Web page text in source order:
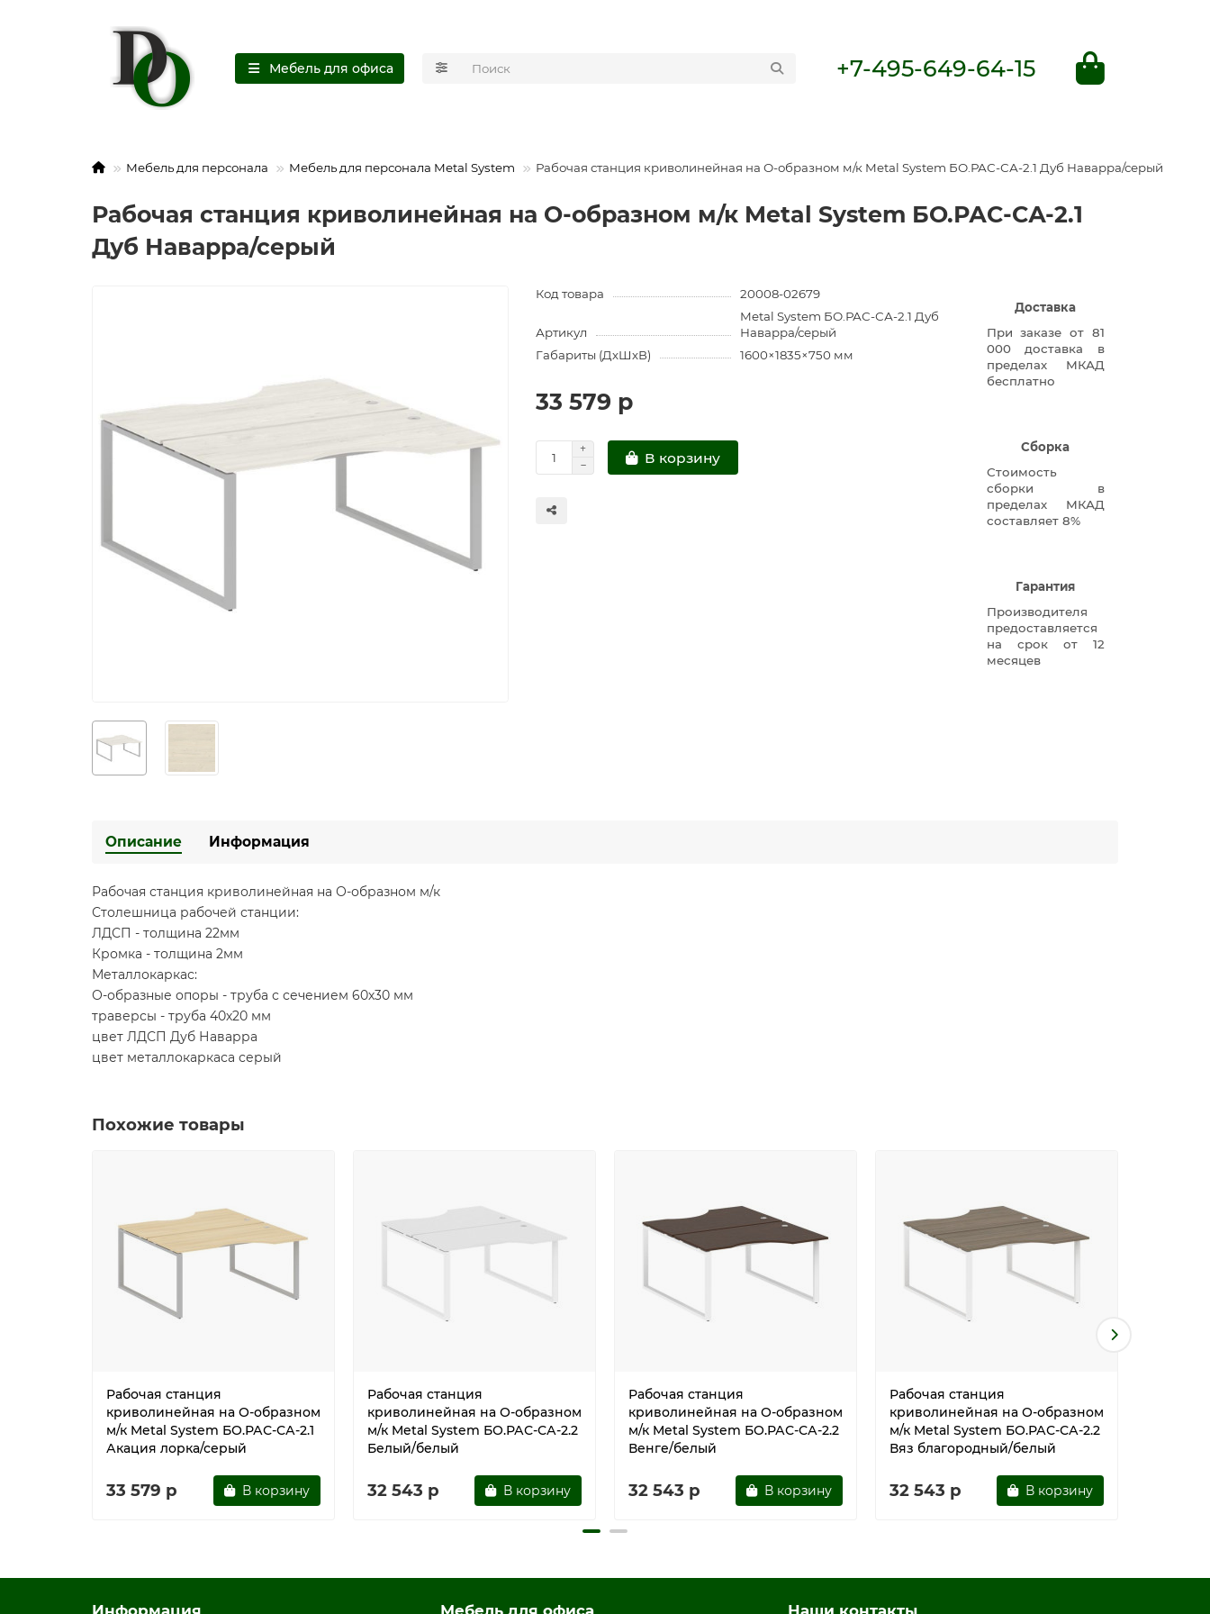
Мебель для офиса +7-495-649-64-15
Мебель для персонала Мебель для персонала Metal System Рабочая станция криволинейная на О-образном м/к Metal System БО.РАС-СА-2.1 Дуб Наварра/серый
Рабочая станция криволинейная на О-образном м/к Metal System БО.РАС-СА-2.1
Дуб Наварра/серый
Код товара 20008-02679
Артикул
Metal System БО.РАС-СА-2.1 Дуб
Наварра/серый
Габариты (ДхШхВ)
1600×1835×750 мм
33 579 р
В корзину
Доставка
При заказе от 81
000 доставка в
пределах МКАД
бесплатно
Сборка
Стоимость
сборки в
пределах МКАД
составляет 8%
Гарантия
Производителя
предоставляется
на срок от 12
месяцев
Описание Информация
Рабочая станция криволинейная на О-образном м/к
Столешница рабочей станции:
ЛДСП - толщина 22мм
Кромка - толщина 2мм
Металлокаркас:
О-образные опоры - труба с сечением 60х30 мм
траверсы - труба 40х20 мм
цвет ЛДСП Дуб Наварра
цвет металлокаркаса серый
Похожие товары
Рабочая станция
криволинейная на О-образном
м/к Metal System БО.РАС-СА-2.1
Акация лорка/серый
33 579 р В корзину
Рабочая станция
криволинейная на О-образном
м/к Metal System БО.РАС-СА-2.2
Белый/белый
32 543 р В корзину
Рабочая станция
криволинейная на О-образном
м/к Metal System БО.РАС-СА-2.2
Венге/белый
32 543 р В корзину
Рабочая станция
криволинейная на О-образном
м/к Metal System БО.РАС-СА-2.2
Вяз благородный/белый
32 543 р В корзину
Информация Мебель для офиса Наши контакты